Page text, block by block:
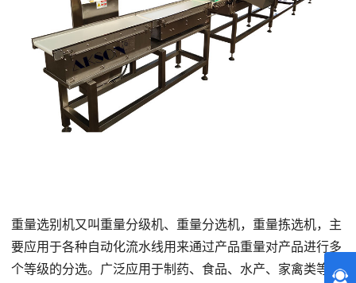
重量选别机又叫重量分级机、重量分选机，重量拣选机，主
要应用于各种自动化流水线用来通过产品重量对产品进行多
个等级的分选。广泛应用于制药、食品、水产、家禽类等行